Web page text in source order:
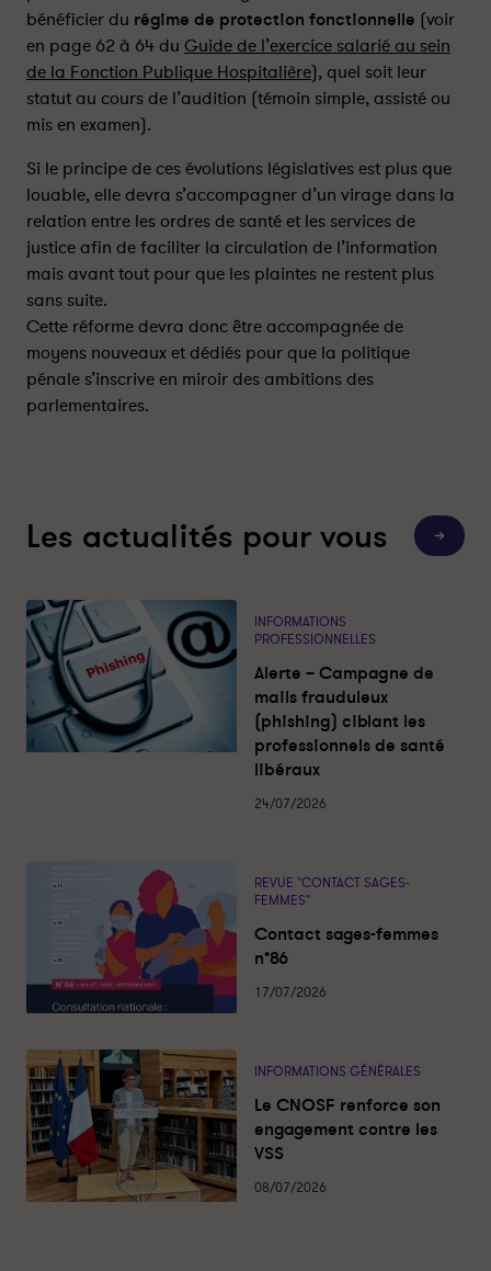
bénéficier du régime de protection fonctionnelle (voir
en page 62 à 64 du Guide de l’exercice salarié au sein
de la Fonction Publique Hospitalière), quel soit leur
statut au cours de l’audition (témoin simple, assisté ou
mis en examen).
Si le principe de ces évolutions législatives est plus que
louable, elle devra s’accompagner d’un virage dans la
relation entre les ordres de santé et les services de
justice afin de faciliter la circulation de l’information
mais avant tout pour que les plaintes ne restent plus
sans suite.
Cette réforme devra donc être accompagnée de
moyens nouveaux et dédiés pour que la politique
pénale s’inscrive en miroir des ambitions des
parlementaires.
Les actualités pour vous T
o
a
l
INFORMATIONS
PROFESSIONNELLES
Alerte – Campagne de
mails frauduleux
(phishing) ciblant les
professionnels de santé
libéraux
24/07/2026
REVUE "CONTACT SAGES-
FEMMES"
Contact sages-femmes
n°86
17/07/2026
INFORMATIONS GÉNÉRALES
Le CNOSF renforce son
engagement contre les
VSS
08/07/2026